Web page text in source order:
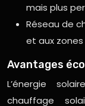
mais plus
Réseau de
et aux zones
Avantages
L’énergie
chauffage